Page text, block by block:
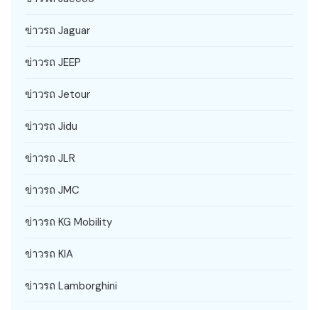
ข่าวรถ Jaguar
ข่าวรถ JEEP
ข่าวรถ Jetour
ข่าวรถ Jidu
ข่าวรถ JLR
ข่าวรถ JMC
ข่าวรถ KG Mobility
ข่าวรถ KIA
ข่าวรถ Lamborghini